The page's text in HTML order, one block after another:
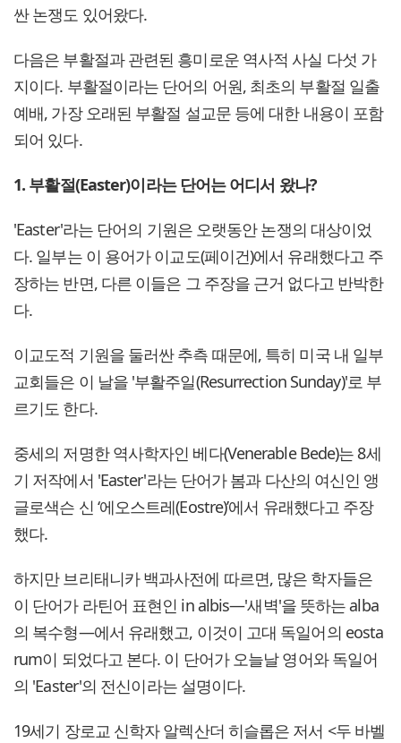
싼 논쟁도 있어왔다.
다음은 부활절과 관련된 흥미로운 역사적 사실 다섯 가
지이다. 부활절이라는 단어의 어원, 최초의 부활절 일출
예배, 가장 오래된 부활절 설교문 등에 대한 내용이 포함
되어 있다.
1. 부활절(Easter)이라는 단어는 어디서 왔나?
'Easter'라는 단어의 기원은 오랫동안 논쟁의 대상이었
다. 일부는 이 용어가 이교도(페이건)에서 유래했다고 주
장하는 반면, 다른 이들은 그 주장을 근거 없다고 반박한
다.
이교도적 기원을 둘러싼 추측 때문에, 특히 미국 내 일부
교회들은 이 날을 '부활주일(Resurrection Sunday)'로 부
르기도 한다.
중세의 저명한 역사학자인 베다(Venerable Bede)는 8세
기 저작에서 'Easter'라는 단어가 봄과 다산의 여신인 앵
글로색슨 신 ‘에오스트레(Eostre)’에서 유래했다고 주장
했다.
하지만 브리태니카 백과사전에 따르면, 많은 학자들은
이 단어가 라틴어 표현인 in albis—'새벽'을 뜻하는 alba
의 복수형—에서 유래했고, 이것이 고대 독일어의 eosta
rum이 되었다고 본다. 이 단어가 오늘날 영어와 독일어
의 'Easter'의 전신이라는 설명이다.
19세기 장로교 신학자 알렉산더 히슬롭은 저서 <두 바벨